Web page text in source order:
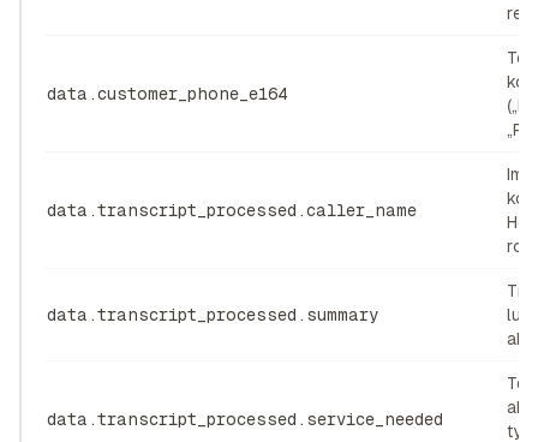
data.customer_phone_e164
data.transcript_processed.caller_name
data.transcript_processed.summary
lub
data.transcript_processed.service_needed